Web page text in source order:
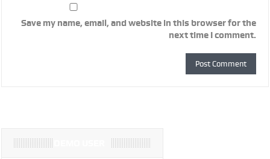
Save my name, email, and website in this browser for the
next time I comment.